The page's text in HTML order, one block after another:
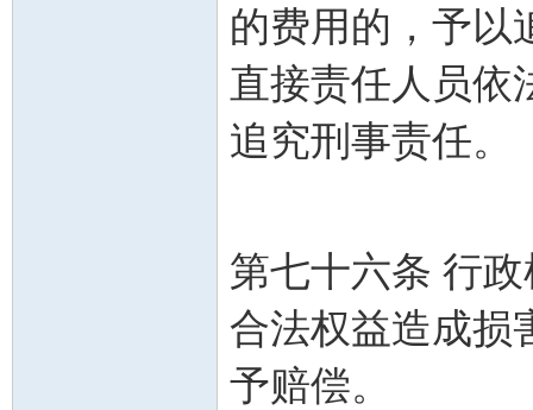
的费用的，予以
直接责任人员依
追究
第七十六条 行
合法权益造成损
予